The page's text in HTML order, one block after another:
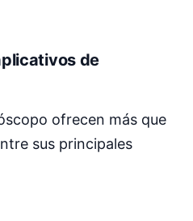
de
ofrecen más que
sus principales